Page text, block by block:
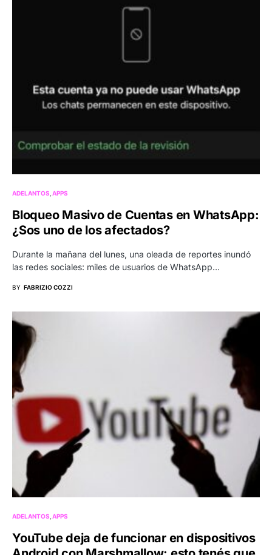
ADELANTOS APPS
Bloqueo Masivo de Cuentas en WhatsApp:
¿Sos uno de los afectados?
Durante la mañana del lunes, una oleada de reportes inundó
las redes sociales: miles de usuarios de WhatsApp…
BY FABRIZIO COZZI
ADELANTOS APPS
YouTube deja de funcionar en dispositivos